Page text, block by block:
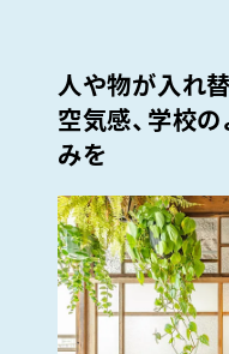
人や物が入れ
空気感、学校
みを